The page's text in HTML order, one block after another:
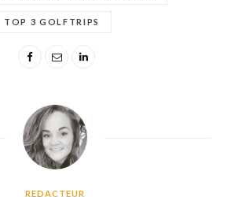
TOP 3 GOLFTRIPS
REDACTEUR